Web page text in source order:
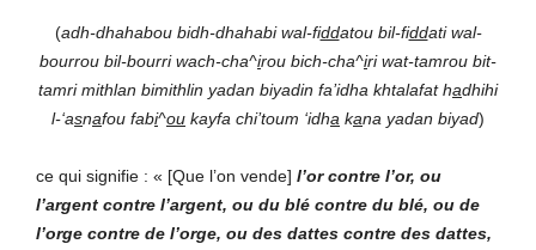
(adh-dhahabou bidh-dhahabi wal-fiddatou bil-fiddati wal-
bourrou bil-bourri wach-cha^irou bich-cha^iri wat-tamrou bit-
tamri mithlan bimithlin yadan biyadin fa’idha khtalafat hadhihi
l-‘asnafou fabi^ou kayfa chi’toum ‘idha kana yadan biyad)
ce qui signifie : « [Que l’on vende] l’or contre l’or, ou
l’argent contre l’argent, ou du blé contre du blé, ou de
l’orge contre de l’orge, ou des dattes contre des dattes,